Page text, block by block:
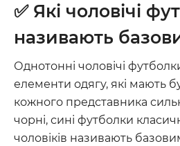
✅ Які чоловічі
називають
Однотонні чоловічі
елементи одягу, які мають
кожного представника
чорні, сині футболки
чоловіків називають